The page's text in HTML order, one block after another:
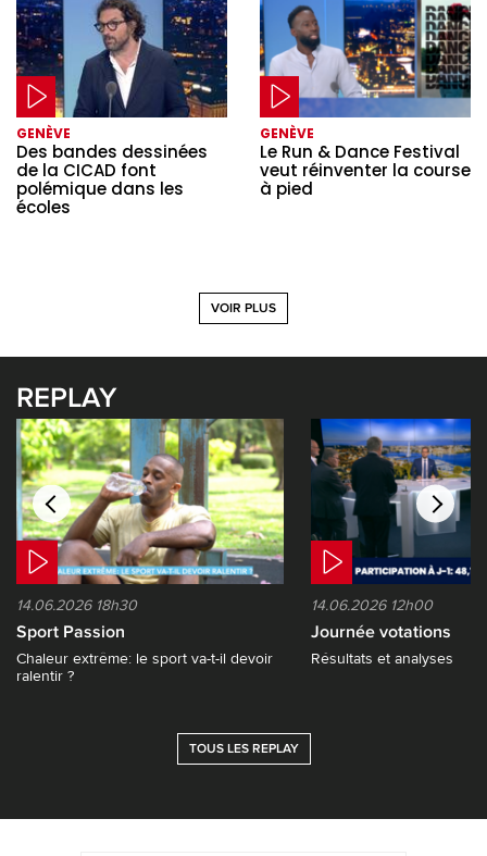
GENÈVE
Des bandes dessinées
de la CICAD font
polémique dans les
écoles
GENÈVE
Le Run & Dance Festival
veut réinventer la course
à pied
VOIR PLUS
REPLAY
14.06.2026 18h30
Sport Passion
Chaleur extrême: le sport va-t-il devoir
ralentir ?
14.06.2026 12h00
Journée votations
Résultats et analyses
TOUS LES REPLAY